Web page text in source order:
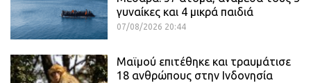
γυναίκες και 4 μικρά παιδιά
07/08/2026 20:44
Μαϊμού επιτέθηκε και τραυμάτισε
18 ανθρώπους στην Ινδονησία